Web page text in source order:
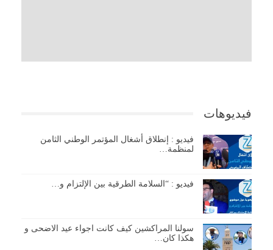
فيديوهات
فيديو : إنطلاق أشغال المؤتمر الوطني الثامن
لمنظمة…
فيديو : “السلامة الطرقية بين الإلتزام و…
سولنا المراكشين كيف كانت اجواء عيد الاضحى و
هكذا كان…